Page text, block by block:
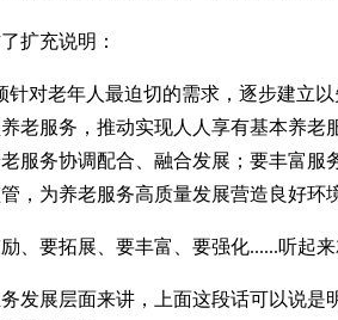
扩充说明：
针对老年人最迫切的需求，逐步建立
老服务，推动实现人人享有基本养
服务协调配合、融合发展；要丰富
，为养老服务高质量发展营造良好环
、要拓展、要丰富、要强化......听起
发展层面来讲，上面这段话可以说